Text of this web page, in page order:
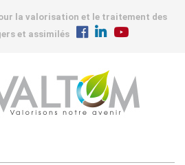
la valorisation et le traitement des
et assimilés